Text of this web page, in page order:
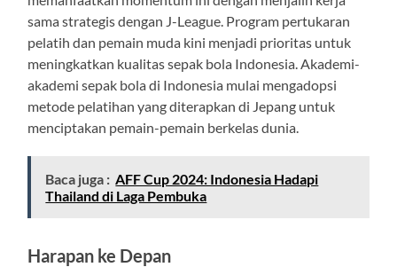
sama strategis dengan J-League. Program pertukaran
pelatih dan pemain muda kini menjadi prioritas untuk
meningkatkan kualitas sepak bola Indonesia. Akademi-
akademi sepak bola di Indonesia mulai mengadopsi
metode pelatihan yang diterapkan di Jepang untuk
menciptakan pemain-pemain berkelas dunia.
Baca juga : AFF Cup 2024: Indonesia Hadapi
Thailand di Laga Pembuka
Harapan ke Depan